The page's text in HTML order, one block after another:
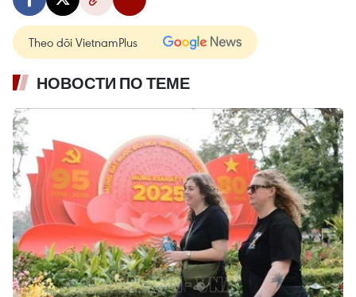
Theo dõi VietnamPlus
НОВОСТИ ПО ТЕМЕ